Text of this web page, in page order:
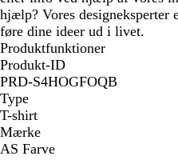
hjælp? Vores
føre dine ideer ud i livet.
Produktfunktioner
Produkt-ID
PRD-S4HOGFOQB
Type
T-shirt
Mærke
AS Farve